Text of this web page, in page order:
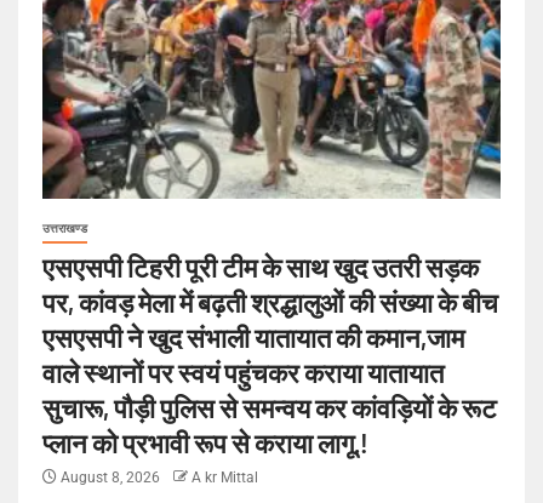
उत्तराखण्ड
एसएसपी टिहरी पूरी टीम के साथ खुद उतरी सड़क
पर, कांवड़ मेला में बढ़ती श्रद्धालुओं की संख्या के बीच
एसएसपी ने खुद संभाली यातायात की कमान,जाम
वाले स्थानों पर स्वयं पहुंचकर कराया यातायात
सुचारू, पौड़ी पुलिस से समन्वय कर कांवड़ियों के रूट
प्लान को प्रभावी रूप से कराया लागू.!
August 8, 2026 A kr Mittal